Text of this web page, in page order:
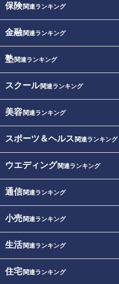
保険関連ランキング
金融関連ランキング
塾関連ランキング
スクール関連ランキング
美容関連ランキング
スポーツ＆ヘルス 関連ランキング
ウエディング関連ランキング
通信関連ランキング
小売関連ランキング
生活関連ランキング
住宅関連ランキング